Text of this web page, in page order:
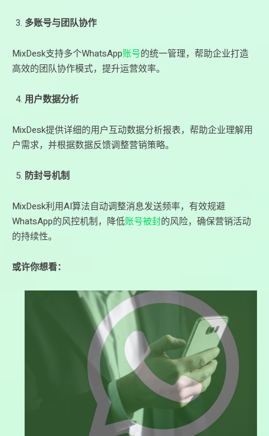
多账号与团队协作
MixDesk支持多个WhatsApp账号的统一管理，帮助企业打造
高效的团队协作模式，提升运营效率。
用户数据分析
MixDesk提供详细的用户互动数据分析报表，帮助企业理解用
户需求，并根据数据反馈调整营销策略。
防封号机制
MixDesk利用AI算法自动调整消息发送频率，有效规避
WhatsApp的风控机制，降低账号被封的风险，确保营销活动
的持续性。
或许你想看：